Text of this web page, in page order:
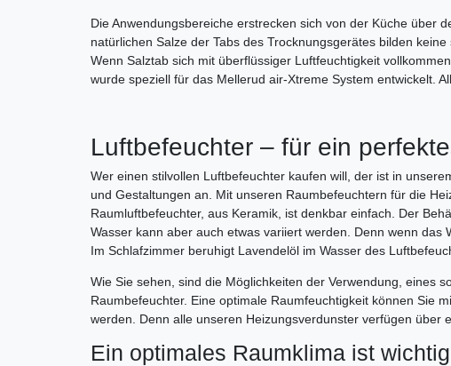
Die Anwendungsbereiche erstrecken sich von der Küche über
natürlichen Salze der Tabs des Trocknungsgerätes bilden
Wenn Salztab sich mit überflüssiger Luftfeuchtigkeit
wurde speziell für das Mellerud air-Xtreme System entwickelt.
Luftbefeuchter – für ein
Wer einen stilvollen Luftbefeuchter kaufen will, der ist in
und Gestaltungen an. Mit unseren Raumbefeuchtern für die
Raumluftbefeuchter, aus Keramik, ist denkbar einfach. Der
Wasser kann aber auch etwas variiert werden. Denn wenn
Im Schlafzimmer beruhigt Lavendelöl im Wasser des
Wie Sie sehen, sind die Möglichkeiten der Verwendung, eines
Raumbefeuchter. Eine optimale Raumfeuchtigkeit können Sie
werden. Denn alle unseren Heizungsverdunster verfügen über
Ein optimales Raumklima ist